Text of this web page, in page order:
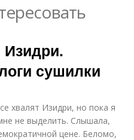
сушилки
хвалят Изидри, но пока я
не выделить. Слышала,
цене. Беломо,